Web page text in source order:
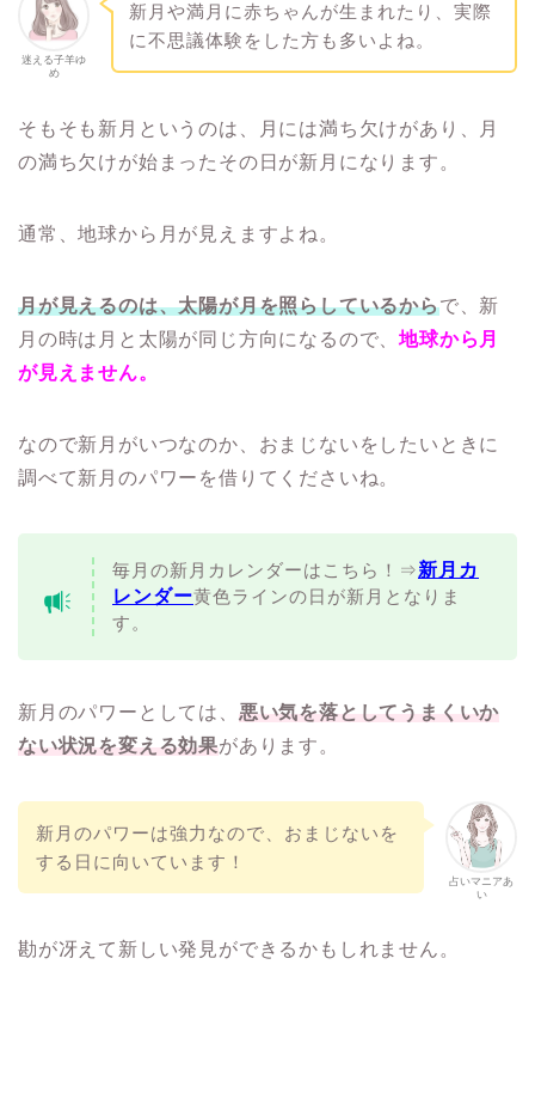
迷える子羊ゆ
め
新月や満月に赤ちゃんが生まれたり、実際
に不思議体験をした方も多いよね。
そもそも新月というのは、月には満ち欠けがあり、月
の満ち欠けが始まったその日が新月になります。
通常、地球から月が見えますよね。
月が見えるのは、太陽が月を照らしているからで、新
月の時は月と太陽が同じ方向になるので、地球から月
が見えません。
なので新月がいつなのか、おまじないをしたいときに
調べて新月のパワーを借りてくださいね。
毎月の新月カレンダーはこちら！⇒新月カ
レンダー黄色ラインの日が新月となりま
す。
新月のパワーとしては、 悪い気を落としてうまくいか
ない状況を変える効果があります。
占いマニアあ
い
新月のパワーは強力なので、おまじないを
する日に向いています！
勘が冴えて新しい発見ができるかもしれません。